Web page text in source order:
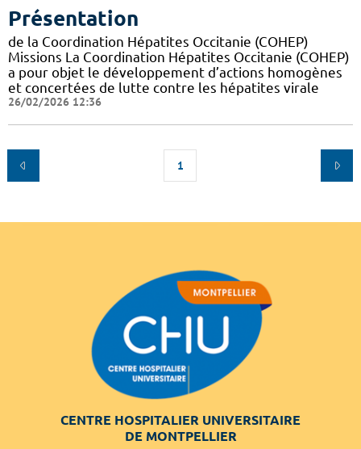
Présentation
de la Coordination Hépatites Occitanie (COHEP)
Missions La Coordination Hépatites Occitanie (COHEP)
a pour objet le développement d’actions homogènes
et concertées de lutte contre les hépatites virale
26/02/2026 12:36
1
CENTRE HOSPITALIER UNIVERSITAIRE
DE MONTPELLIER